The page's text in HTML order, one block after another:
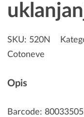
SKU: 520N
Cotoneve
Opis
Barcode: